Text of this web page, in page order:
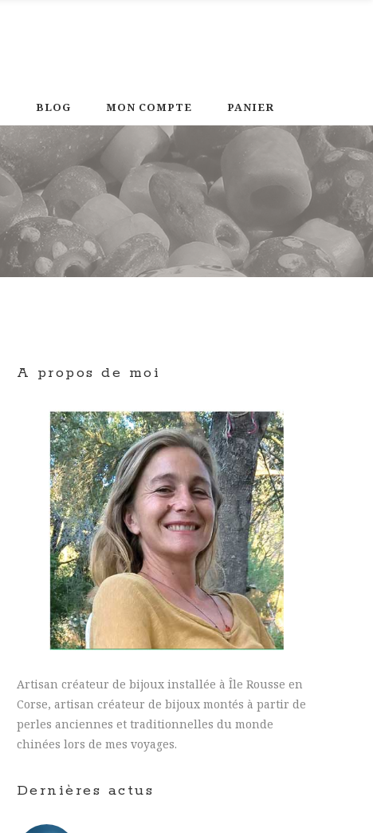
BLOG MON COMPTE PANIER
A propos de moi
Artisan créateur de bijoux installée à Île Rousse en
Corse, artisan créateur de bijoux montés à partir de
perles anciennes et traditionnelles du monde
chinées lors de mes voyages.
Dernières actus